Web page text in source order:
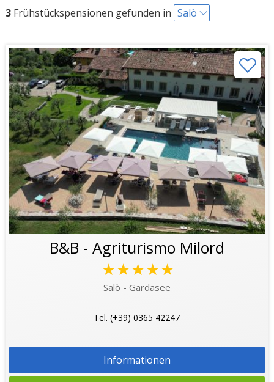
3Frühstückspensionen gefunden in Salò
B&B - Agriturismo Milord
★★★★★
Salò - Gardasee
Tel. (+39) 0365 42247
Informationen